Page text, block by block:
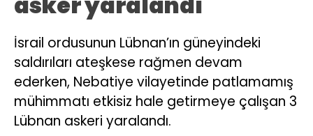
İsrail ordusunun Lübnan’ın güneyindeki
saldırıları ateşkese rağmen devam
ederken, Nebatiye vilayetinde patlamamış
mühimmatı etkisiz hale getirmeye çalışan 3
Lübnan askeri yaralandı.